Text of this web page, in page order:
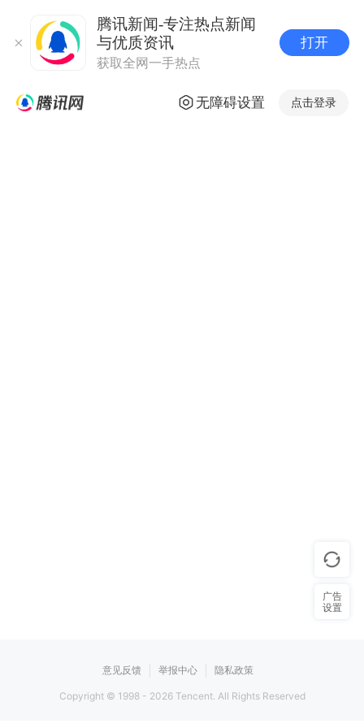
腾讯新闻-专注热点新闻
与优质资讯
获取全网一手热点
打开
无障碍设置 点击登录
意见反馈 举报中心 隐私政策
Copyright © 1998 - 2026Tencent. All Rights Reserved
广告
设置